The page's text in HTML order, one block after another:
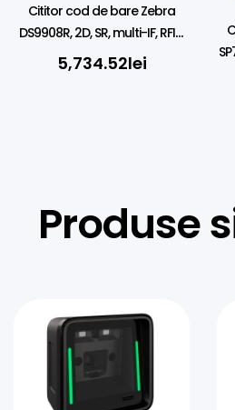
Cititor cod de bare Zebra
DS9908R, 2D, SR, multi-IF, RFID,
Digimarc, black
5,734.52lei
Produse